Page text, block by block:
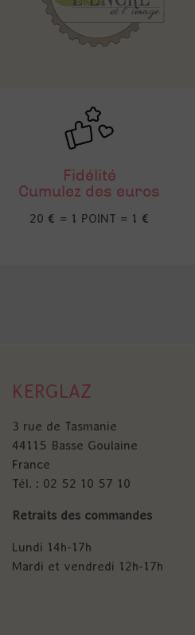
Fidélité
Cumulez des euros
20 € = 1 POINT = 1 €
KERGLAZ
3 rue de Tasmanie
44115 Basse Goulaine
France
Tél. : 02 52 10 57 10
Retraits des commandes
Lundi 14h-17h
Mardi et vendredi 12h-17h